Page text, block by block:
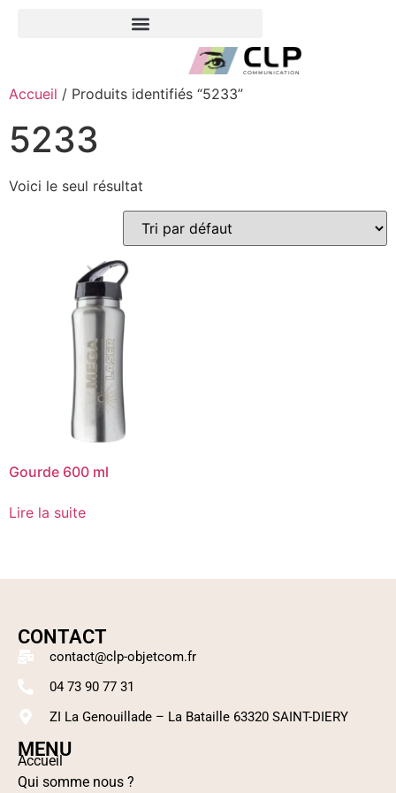
Accueil / Produits identifiés “5233”
5233
Voici le seul résultat
Gourde 600 ml
Lire la suite
MENU
Accueil
Qui somme nous ?
CONTACT
contact@clp-objetcom.fr
04 73 90 77 31
ZI La Genouillade – La Bataille 63320 SAINT-DIERY